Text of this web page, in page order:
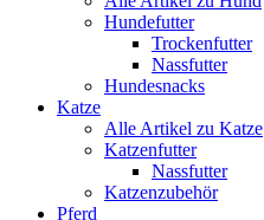
Hundefutter
Trockenfutter
Nassfutter
Hundesnacks
Katze
Alle Artikel zu Katze
Katzenfutter
Nassfutter
Katzenzubehör
Pferd